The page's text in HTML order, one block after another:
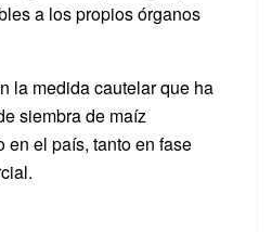
a los propios órganos
la medida cautelar que ha
siembra de maíz
en el país, tanto en fase